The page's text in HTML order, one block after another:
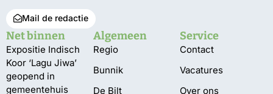
Mail de redactie
Net binnen
Expositie Indisch
Koor ‘Lagu Jiwa’
geopend in
gemeentehuis
Algemeen
Regio
Bunnik
De Bilt
Service
Contact
Vacatures
Over ons